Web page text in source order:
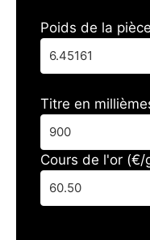
Poids de la
Titre en
Cours de l'or (€/